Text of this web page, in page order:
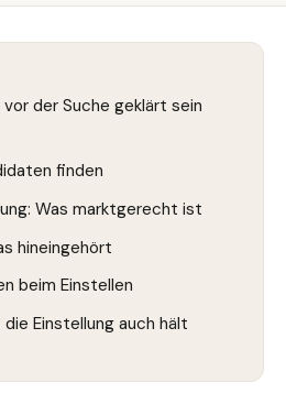
der Suche geklärt sein
finden
Was marktgerecht ist
hineingehört
beim Einstellen
Einstellung auch hält